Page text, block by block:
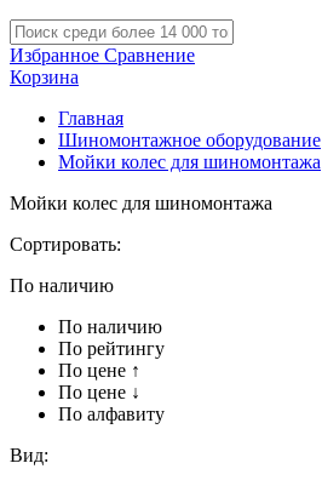
Избранное Сравнение
Корзина
Главная
Шиномонтажное оборудование
Мойки колес для шиномонтажа
Мойки колес для шиномонтажа
Сортировать:
По наличию
По наличию
По рейтингу
По цене ↑
По цене ↓
По алфавиту
Вид: